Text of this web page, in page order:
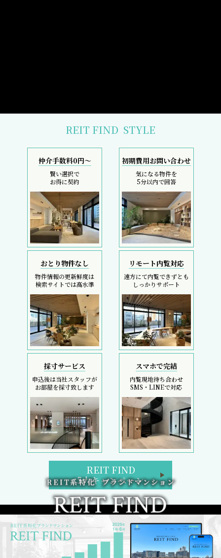
REIT FIND STYLE
仲介手数料0円～
賢い選択で
お得に契約
初期費用お問い合わせ
気になる物件を
5分以内で回答
おとり物件なし
物件情報の更新鮮度は
検索サイトでは高水準
リモート内覧対応
遠方にて内覧できずとも
しっかりサポート
採寸サービス
申込後は当社スタッフが
お部屋を採寸致します
スマホで完結
内覧現地待ち合わせ
SMS・LINEで対応
REIT FIND
5大キャンペーン